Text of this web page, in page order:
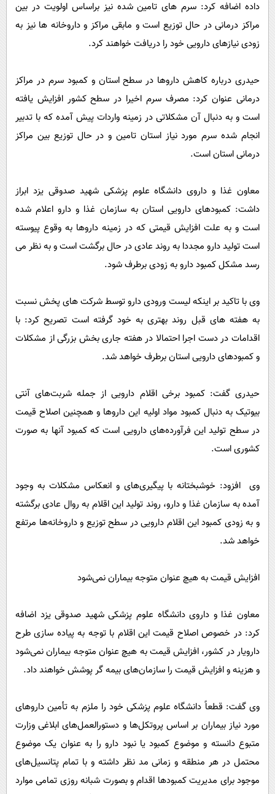
داده اضافه کرد: سرم های تامین شده نیز براساس اولویت در بین
مراکز درمانی در حال توزیع است و مابقی مراکز و داروخانه ها نیز به
زودی نیازهای دارویی خود را دریافت خواهند کرد.
حیدری درباره کاهش داروها در سطح استان و کمبود سرم در مراکز
درمانی عنوان کرد: مصرف سرم اخیرا در سطح کشور افزایش یافته
است و به دنبال آن مشکلاتی در زمینه واردات پیش آمده که با تدبیر
انجام شده سرم مورد نیاز استان تامین و در حال توزیع بین مراکز
درمانی استان است.
معاون غذا و داروی دانشگاه علوم پزشکی شهید صدوقی یزد ابراز
داشت: کمبودهای دارویی استان به سازمان غذا و دارو اعلام شده
است و به علت افزایش قیمتی که در زمینه داروها به وقوع پیوسته
است تولید دارو مجددا به روند عادی در حال برگشت است و به نظر می
رسد مشکل کمبود دارو به زودی برطرف شود.
وی با تاکید بر اینکه لیست ورودی دارو توسط شرکت های پخش نسبت
به هفته های قبل روند بهتری به خود گرفته است تصریح کرد: با
اقدامات در دست اجرا احتمالا در هفته جاری بخش بزرگی از مشکلات
و کمبودهای دارویی استان برطرف خواهد شد.
حیدری گفت: کمبود برخی اقلام دارویی از جمله شربت‌های آنتی
بیوتیک به دنبال کمبود مواد اولیه این داروها و همچنین اصلاح قیمت
در سطح تولید این فرآورده‌های دارویی است که کمبود آنها به صورت
کشوری است.
وی افزود: خوشبختانه با پیگیری‌های و انعکاس مشکلات به وجود
آمده به سازمان غذا و دارو، روند تولید این اقلام به روال عادی برگشته
و به زودی کمبود این اقلام دارویی در سطح توزیع و داروخانه‌ها مرتفع
خواهد شد.
افزایش قیمت به هیچ عنوان متوجه بیماران نمی‌شود
معاون غذا و داروی دانشگاه علوم پزشکی شهید صدوقی یزد اضافه
کرد: در خصوص اصلاح قیمت این اقلام با توجه به پیاده سازی طرح
دارویار در کشور، افزایش قیمت به هیچ عنوان متوجه بیماران نمی‌شود
و هزینه و افزایش قیمت را سازمان‌های بیمه گر پوشش خواهند داد.
وی گفت: قطعاً دانشگاه علوم پزشکی خود را ملزم به تأمین داروهای
مورد نیاز بیماران بر اساس پروتکل‌ها و دستورالعمل‌های ابلاغی وزارت
متبوع دانسته و موضوع کمبود یا نبود دارو را به عنوان یک موضوع
محتمل در هر منطقه و زمانی مد نظر داشته و با تمام پتانسیل‌های
موجود برای مدیریت کمبودها اقدام و بصورت شبانه روزی تمامی موارد